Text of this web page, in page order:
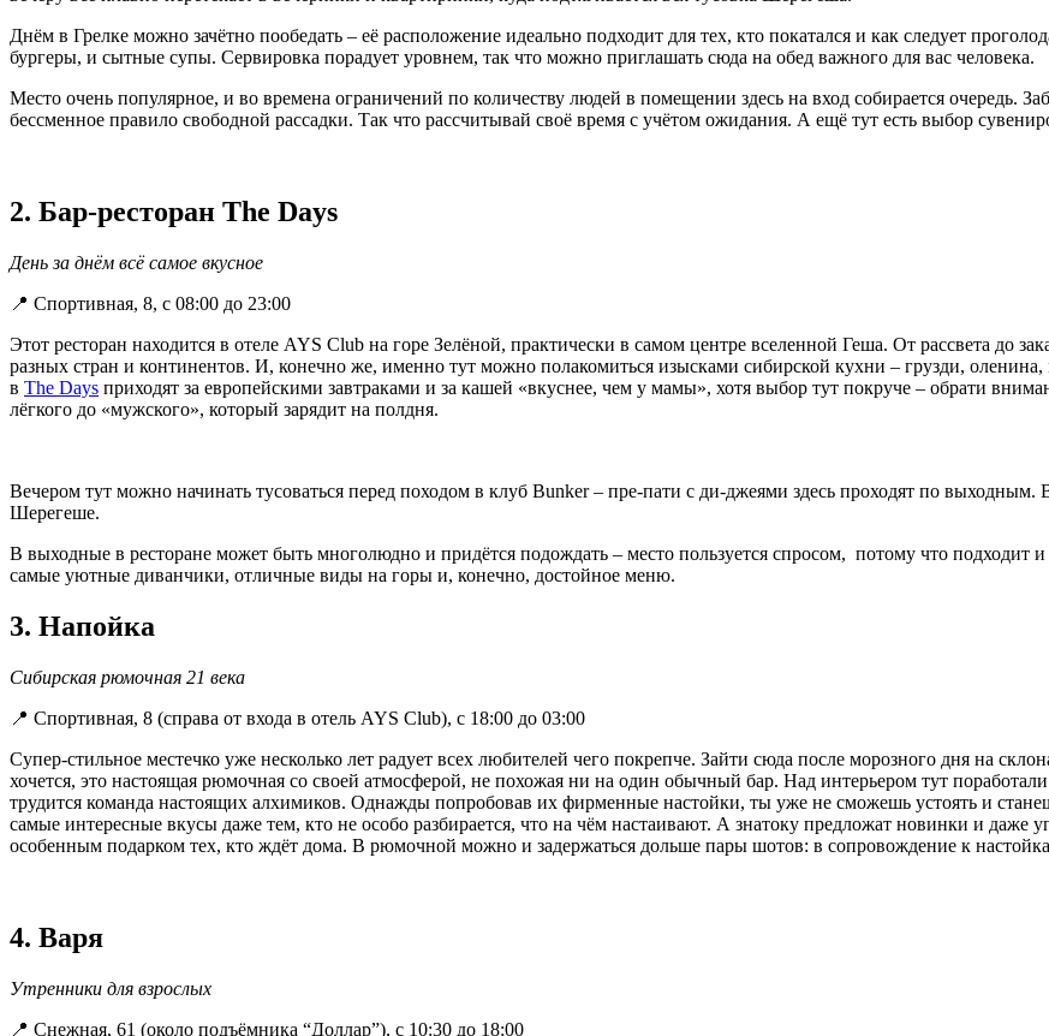
Днём в Грелке можно зачётно пообедать – её расположение идеально подходит для тех, кто покатался и как следует
бургеры, и сытные супы. Сервировка порадует уровнем, так что можно приглашать сюда на обед важного для вас человека.
Место очень популярное, и во времена ограничений по количеству людей в помещении здесь на вход собирается очередь.
бессменное правило свободной рассадки. Так что рассчитывай своё время с учётом ожидания. А ещё тут есть выбор
2. Бар-ресторан The Days
​День за днём всё самое вкусное
📍 Спортивная, 8, с 08:00 до 23:00
Этот ресторан находится в отеле AYS Club на горе Зелёной, практически в самом центре вселенной Геша. От рассвета до
разных стран и континентов. И, конечно же, именно тут можно полакомиться изысками сибирской кухни – грузди,
в The Days приходят за европейскими завтраками и за кашей «вкуснее, чем у мамы», хотя выбор тут покруче – обрати
лёгкого до «мужского», который зарядит на полдня.
Вечером тут можно начинать тусоваться перед походом в клуб Bunker – пре-пати с ди-джеями здесь проходят по
Шерегеше.
В выходные в ресторане может быть многолюдно и придётся подождать – место пользуется спросом, потому что подходит
самые уютные диванчики, отличные виды на горы и, конечно, достойное меню.
3. Напойка
Сибирская рюмочная 21 века
📍 Спортивная, 8 (справа от входа в отель AYS Club), с 18:00 до 03:00
Супер-стильное местечко уже несколько лет радует всех любителей чего покрепче. Зайти сюда после морозного дня на
хочется, это настоящая рюмочная со своей атмосферой, не похожая ни на один обычный бар. Над интерьером тут
трудится команда настоящих алхимиков. Однажды попробовав их фирменные настойки, ты уже не сможешь устоять и
самые интересные вкусы даже тем, кто не особо разбирается, что на чём настаивают. А знатоку предложат новинки и даже
особенным подарком тех, кто ждёт дома. В рюмочной можно и задержаться дольше пары шотов: в сопровождение к
4. Варя
Утренники для взрослых
📍 Снежная, 61 (около подъёмника “Доллар”), с 10:30 до 18:00